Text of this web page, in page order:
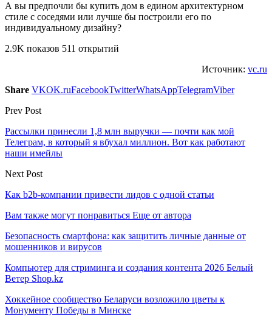
А вы предпочли бы купить дом в едином архитектурном
стиле с соседями или лучше бы построили его по
индивидуальному дизайну?
2.9K показов 511 открытий
Источник: vc.ru
Share VKOK.ruFacebookTwitterWhatsAppTelegramViber
Prev Post
Рассылки принесли 1,8 млн выручки — почти как мой
Телеграм, в который я вбухал миллион. Вот как работают
наши имейлы
Next Post
Как b2b-компании привести лидов с одной статьи
Вам также могут понравиться Еще от автора
Безопасность смартфона: как защитить личные данные от
мошенников и вирусов
Компьютер для стриминга и создания контента 2026 Белый
Ветер Shop.kz
Хоккейное сообщество Беларуси возложило цветы к
Монументу Победы в Минске